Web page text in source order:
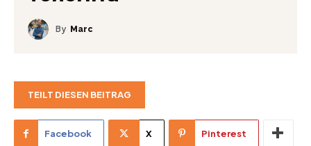
By Marc
TEILT DIESEN BEITRAG
Facebook X Pinterest